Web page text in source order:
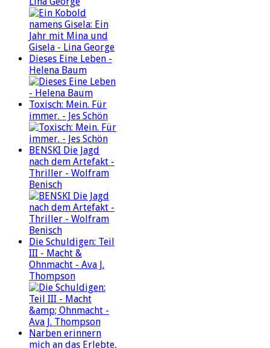
Dieses Eine Leben -
Helena Baum
Toxisch: Mein. Für
immer. - Jes Schön
BENSKI Die Jagd
nach dem Artefakt -
Thriller - Wolfram
Benisch
Die Schuldigen: Teil
III - Macht &
Ohnmacht - Ava J.
Thompson
Narben erinnern
mich an das Erlebte,